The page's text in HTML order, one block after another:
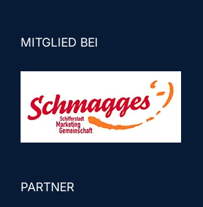
MITGLIED BEI
PARTNER